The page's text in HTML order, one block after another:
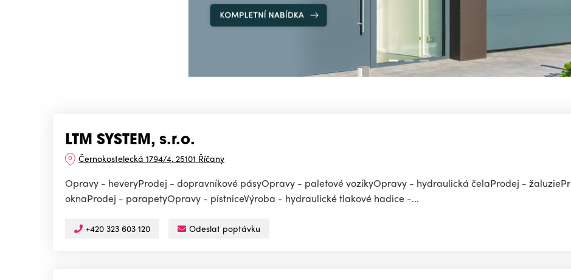
LTM SYSTEM, s.r.o.
Černokostelecká 1794/4, 25101 Říčany
Opravy - heveryProdej - dopravníkové pásyOpravy - paletové vozíkyOpravy - hydraulická čelaProdej -
oknaProdej - parapetyOpravy - pístniceVýroba - hydraulické tlakové hadice -...
+420 323 603 120 Odeslat poptávku